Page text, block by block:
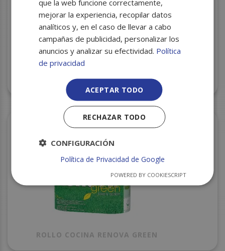
LISA
ROLLO COCINA RENOVA GREEN
que la web funcione correctamente,
mejorar la experiencia, recopilar datos
analíticos y, en el caso de llevar a cabo
campañas de publicidad, personalizar los
anuncios y analizar su efectividad. Política
de privacidad
ACEPTAR TODO
RECHAZAR TODO
CONFIGURACIÓN
Política de Privacidad de Google
POWERED BY COOKIESCRIPT